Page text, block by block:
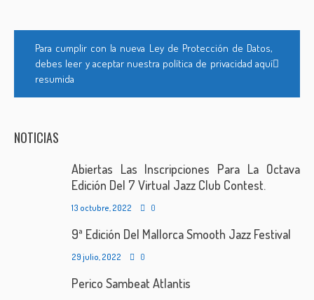
Para cumplir con la nueva Ley de Protección de Datos,
debes leer y aceptar nuestra política de privacidad aquí
resumida
NOTICIAS
Abiertas Las Inscripciones Para La Octava
Edición Del 7 Virtual Jazz Club Contest.
13 octubre, 2022 0
9ª Edición Del Mallorca Smooth Jazz Festival
29 julio, 2022 0
Perico Sambeat Atlantis